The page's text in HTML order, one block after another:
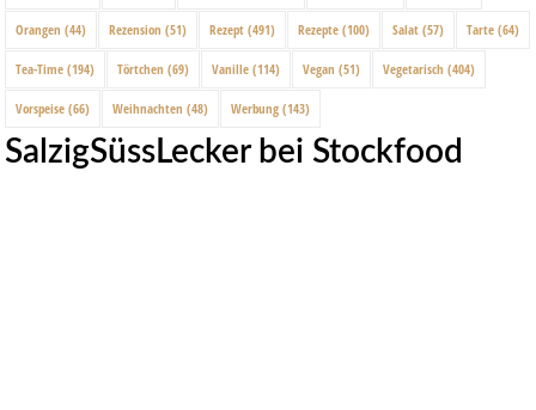
Orangen (44) Rezension (51) Rezept (491) Rezepte (100) Salat (57) Tarte (64)
Tea-Time (194) Törtchen (69) Vanille (114) Vegan (51) Vegetarisch (404)
Vorspeise (66) Weihnachten (48) Werbung (143)
SalzigSüssLecker bei Stockfood